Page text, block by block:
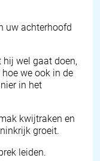
uw achterhoofd
hij wel gaat doen,
we ook in de
in het
kwijtraken en
groeit.
leiden.